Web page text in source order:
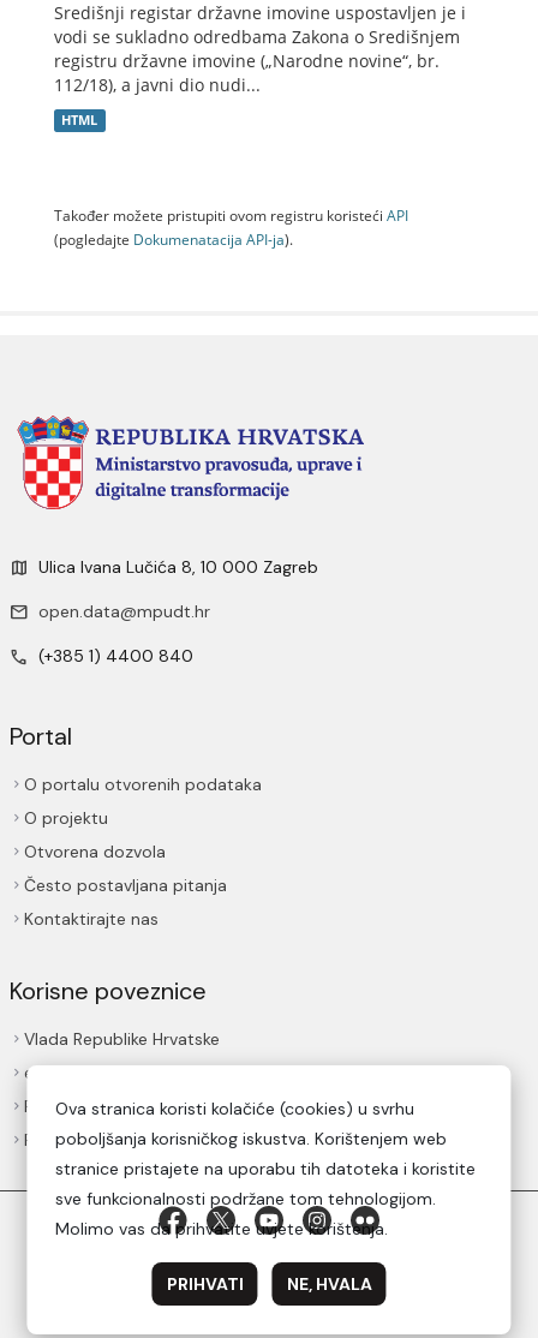
Središnji registar državne imovine uspostavljen je i
vodi se sukladno odredbama Zakona o Središnjem
registru državne imovine („Narodne novine“, br.
112/18), a javni dio nudi...
HTML
Također možete pristupiti ovom registru koristeći API
(pogledajte Dokumenаtаcijа API-jа).